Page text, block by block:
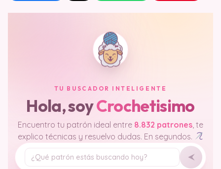
TU BUSCADOR INTELIGENTE
Hola, soyCrochetisimo
Encuentro tu patrón ideal entre 8.832 patrones , te
explico técnicas y resuelvo dudas. En segundos.
Tu pregunta